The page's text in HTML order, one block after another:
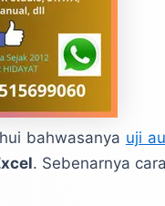
bahwasanya uji
. Sebenarnya